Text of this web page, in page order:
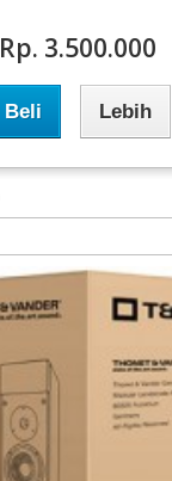
Rp‎. 3.500.000
Beli Lebih